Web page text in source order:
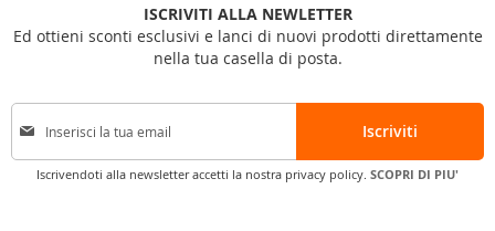
ISCRIVITI ALLA NEWLETTER
Ed ottieni sconti esclusivi e lanci di nuovi prodotti direttamente
nella tua casella di posta.
I
c
Iscriviti
Iscrivendoti alla newsletter accetti la nostra privacy policy. SCOPRI DI PIU'